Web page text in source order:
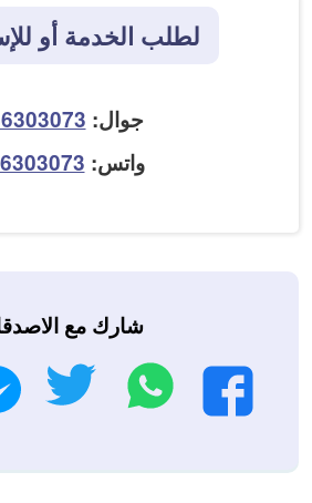
لطلب الخدمة أو
جوال:
واتس:
شارك مع
فيسبوك
واتساب تويتر